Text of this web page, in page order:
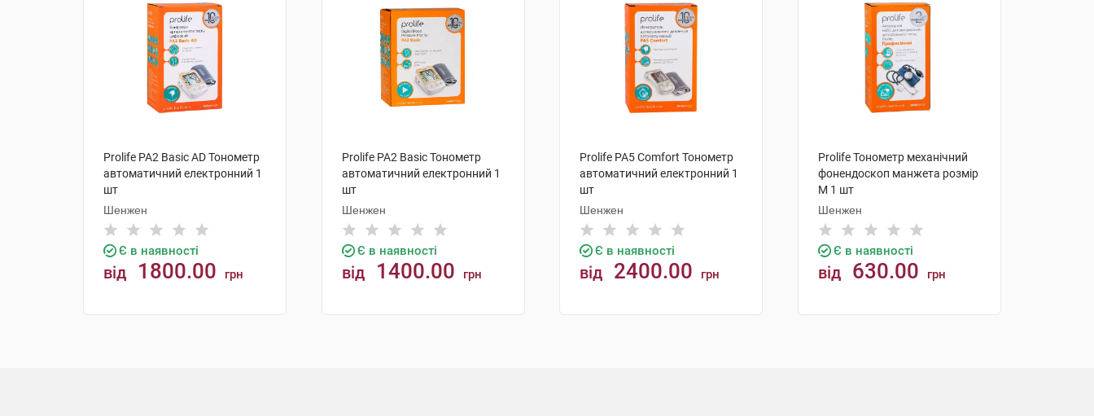
Prolife PA2 Basic AD Тонометр
автоматичний електронний 1
шт
Шенжен
Є в наявності
від 1800.00 грн
Prolife PA2 Basic Тонометр
автоматичний електронний 1
шт
Шенжен
Є в наявності
від 1400.00 грн
Prolife PA5 Comfort Тонометр
автоматичний електронний 1
шт
Шенжен
Є в наявності
від 2400.00 грн
Prolife Тонометр механічний
фонендоскоп манжета розмір
М 1 шт
Шенжен
Є в наявності
від 630.00 грн